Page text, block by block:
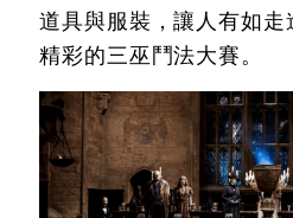
道具與服裝，讓人有如
精彩的三巫鬥法大賽。